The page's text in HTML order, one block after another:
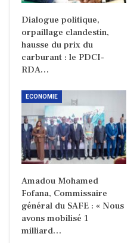
Dialogue politique,
orpaillage clandestin,
hausse du prix du
carburant : le PDCI-
RDA…
ECONOMIE
Amadou Mohamed
Fofana, Commissaire
général du SAFE : « Nous
avons mobilisé 1
milliard…